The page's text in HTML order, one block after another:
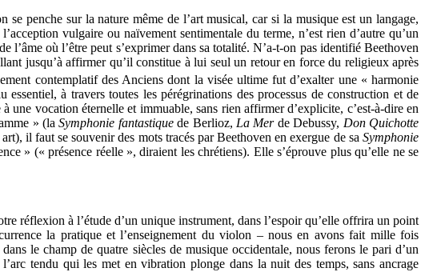
se penche sur la nature même de l’art musical, car si la musique est un langage,
vulgaire ou naïvement sentimentale du terme, n’est rien d’autre qu’un
où l’être peut s’exprimer dans sa totalité. N’a-t-on pas identifié Beethoven
jusqu’à affirmer qu’il constitue à lui seul un retour en force du religieux après
contemplatif des Anciens dont la visée ultime fut d’exalter une « harmonie
à travers toutes les pérégrinations des processus de construction et de
une vocation éternelle et immuable, sans rien affirmer d’explicite, c’est-à-dire en
» (laSymphonie fantastiquede Berlioz,La Merde Debussy, Don Quichotte
il faut se souvenir des mots tracés par Beethoven en exergue de saSymphonie
» (« présence réelle », diraient les chrétiens). Elle s’éprouve plus qu’elle ne se
réflexion à l’étude d’un unique instrument, dans l’espoir qu’elle offrira un point
la pratique et l’enseignement du violon – nous en avons fait mille fois
le champ de quatre siècles de musique occidentale, nous ferons le pari d’un
tendu qui les met en vibration plonge dans la nuit des temps, sans ancrage